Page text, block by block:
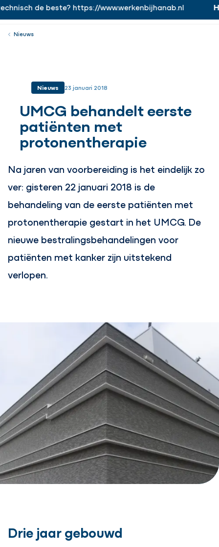
https://www.werkenbijhanab.nl
de beste? https://www.werkenbijhanab.nl
Werken bij
Nieuws
Nieuws 23 januari 2018
UMCG behandelt eerste
patiënten met
protonentherapie
Na jaren van voorbereiding is het eindelijk zo
ver: gisteren 22 januari 2018 is de
behandeling van de eerste patiënten met
protonentherapie gestart in het UMCG. De
nieuwe bestralingsbehandelingen voor
patiënten met kanker zijn uitstekend
verlopen.
Drie jaar gebouwd